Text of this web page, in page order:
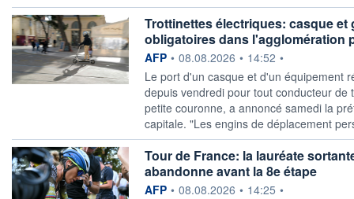
Trottinettes électriques: casque
obligatoires dans l'agglomération
information fournie par
AFP • 08.08.2026 • 14:52 •
Le port d'un casque et d'un équipement
depuis vendredi pour tout conducteur de
petite couronne, a annoncé samedi la
capitale. "Les engins de déplacement
Tour de France: la lauréate
abandonne avant la 8e étape
information fournie par
AFP • 08.08.2026 • 14:25 •